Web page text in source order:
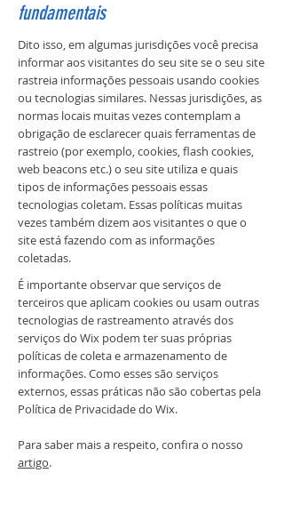
fundamentais
Dito isso, em algumas jurisdições você precisa
informar aos visitantes do seu site se o seu site
rastreia informações pessoais usando cookies
ou tecnologias similares. Nessas jurisdições, as
normas locais muitas vezes contemplam a
obrigação de esclarecer quais ferramentas de
rastreio (por exemplo, cookies, flash cookies,
web beacons etc.) o seu site utiliza e quais
tipos de informações pessoais essas
tecnologias coletam. Essas políticas muitas
vezes também dizem aos visitantes o que o
site está fazendo com as informações
coletadas.
É importante observar que serviços de
terceiros que aplicam cookies ou usam outras
tecnologias de rastreamento através dos
serviços do Wix podem ter suas próprias
políticas de coleta e armazenamento de
informações. Como esses são serviços
externos, essas práticas não são cobertas pela
Política de Privacidade do Wix.
Para saber mais a respeito, confira o nosso
artigo.